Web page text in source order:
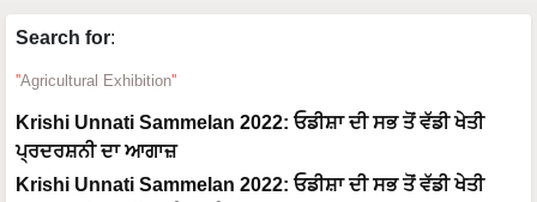
Search for:
Agricultural Exhibition
Krishi Unnati Sammelan 2022: ਓਡੀਸ਼ਾ ਦੀ ਸਭ ਤੋਂ ਵੱਡੀ ਖੇਤੀ
ਪ੍ਰਦਰਸ਼ਨੀ ਦਾ ਆਗਾਜ਼
Krishi Unnati Sammelan 2022: ਓਡੀਸ਼ਾ ਦੀ ਸਭ ਤੋਂ ਵੱਡੀ ਖੇਤੀ